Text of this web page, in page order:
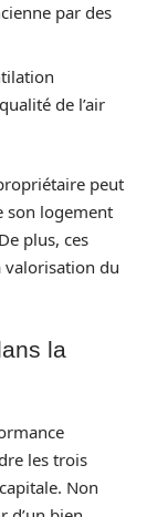
par des
de l’air
peut
son logement
plus, ces
du
la
les trois
Non